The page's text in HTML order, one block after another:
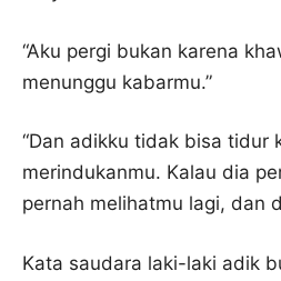
“Aku pergi bukan karena
menunggu kabarmu.”
“Dan adikku tidak bisa tidur
merindukanmu. Kalau dia
pernah melihatmu lagi, dan
Kata saudara laki-laki adik